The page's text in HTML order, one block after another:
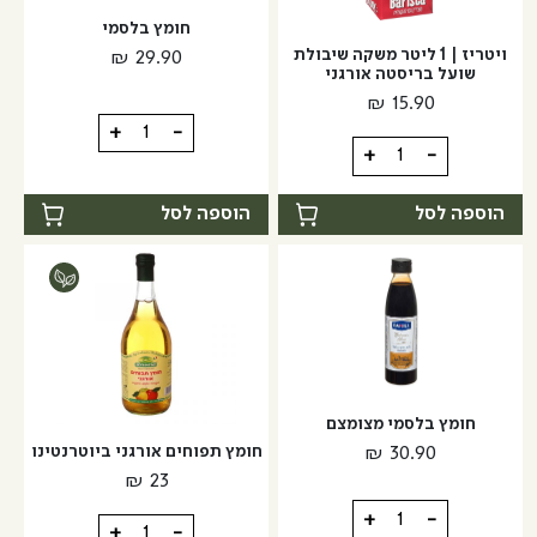
ויטריז | 1 ליטר משקה שיבולת
שועל בריסטה אורגני
₪ 15.90
-
כמות
של
ויטריז
|
ליטר
משקה
שיבולת
שועל
+
הוספה לסל
חומץ בלסמי
₪ 29.90
-
כמות
של
בלסמי
+
הוספה לסל
חומץ בלסמי מצומצם
₪ 30.90
-
כמות
+
חומץ תפוחים אורגני ביוטרנטינו
₪ 23
-
כמות +